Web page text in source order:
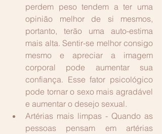
perdem peso tendem a ter uma
opinião melhor de si mesmos,
portanto, terão uma auto-estima
mais alta. Sentir-se melhor consigo
mesmo e apreciar a imagem
corporal pode aumentar sua
confiança. Esse fator psicológico
pode tornar o sexo mais agradável
e aumentar o desejo sexual.
Artérias mais limpas - Quando as
pessoas pensam em artérias